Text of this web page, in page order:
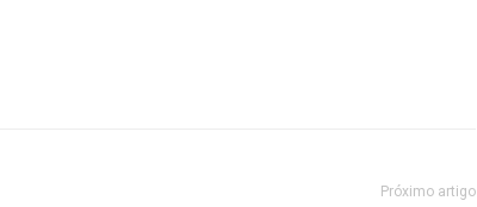
Próximo artigo